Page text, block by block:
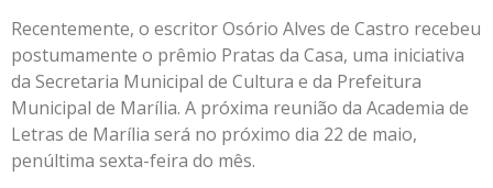
Recentemente, o escritor Osório Alves de Castro recebeu
postumamente o prêmio Pratas da Casa, uma iniciativa
da Secretaria Municipal de Cultura e da Prefeitura
Municipal de Marília. A próxima reunião da Academia de
Letras de Marília será no próximo dia 22 de maio,
penúltima sexta-feira do mês.